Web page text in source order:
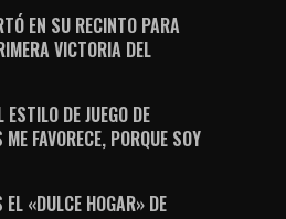
EN SU RECINTO PARA
VICTORIA DEL
ESTILO DE JUEGO DE
FAVORECE, PORQUE SOY
«DULCE HOGAR» DE